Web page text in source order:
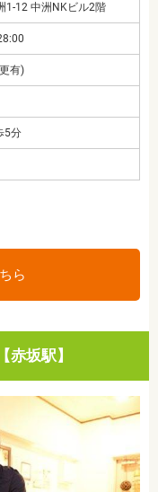
1-12 中洲NKビル2階
有)
5分
ら
坂駅】